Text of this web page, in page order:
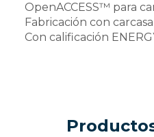
OpenACCESS™ para
Fabricación con
Con calificación